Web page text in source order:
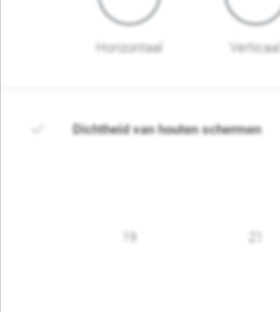
Horizontaal Verticaal
Dichtheid van houten schermen
19